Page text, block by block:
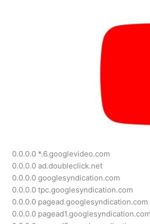
0.0.0.0 *.6.googlevideo.com
0.0.0.0 ad.doubleclick.net
0.0.0.0 googlesyndication.com
0.0.0.0 tpc.googlesyndication.com
0.0.0.0 pagead.googlesyndication.com
0.0.0.0